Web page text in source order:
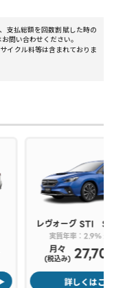
支払総額を回数割賦した時の
問い合わせください。
イクル料等は含まれておりま
グ STI Sport R EX
年率：2.9% 最長120回
) 27,700円〜
詳しくはこちら